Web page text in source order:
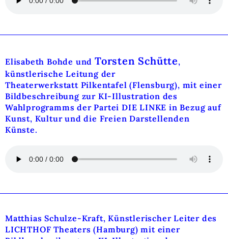
Elisabeth Bohde und Torsten Schütte,
künstlerische Leitung der
Theaterwerkstatt Pilkentafel (Flensburg), mit einer
Bildbeschreibung zur KI-Illustration des
Wahlprogramms der Partei DIE LINKE in Bezug auf
Kunst, Kultur und die Freien Darstellenden
Künste.
Matthias Schulze-Kraft, Künstlerischer Leiter des
LICHTHOF Theaters (Hamburg) mit einer